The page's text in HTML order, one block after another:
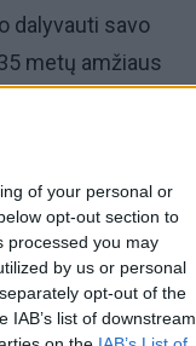
of your personal or
opt-out section to
processed you may
by us or personal
opt-out of the
list of downstream
dalyvauti savo
metų amžiaus
energijos jas
sakė
Rolandas